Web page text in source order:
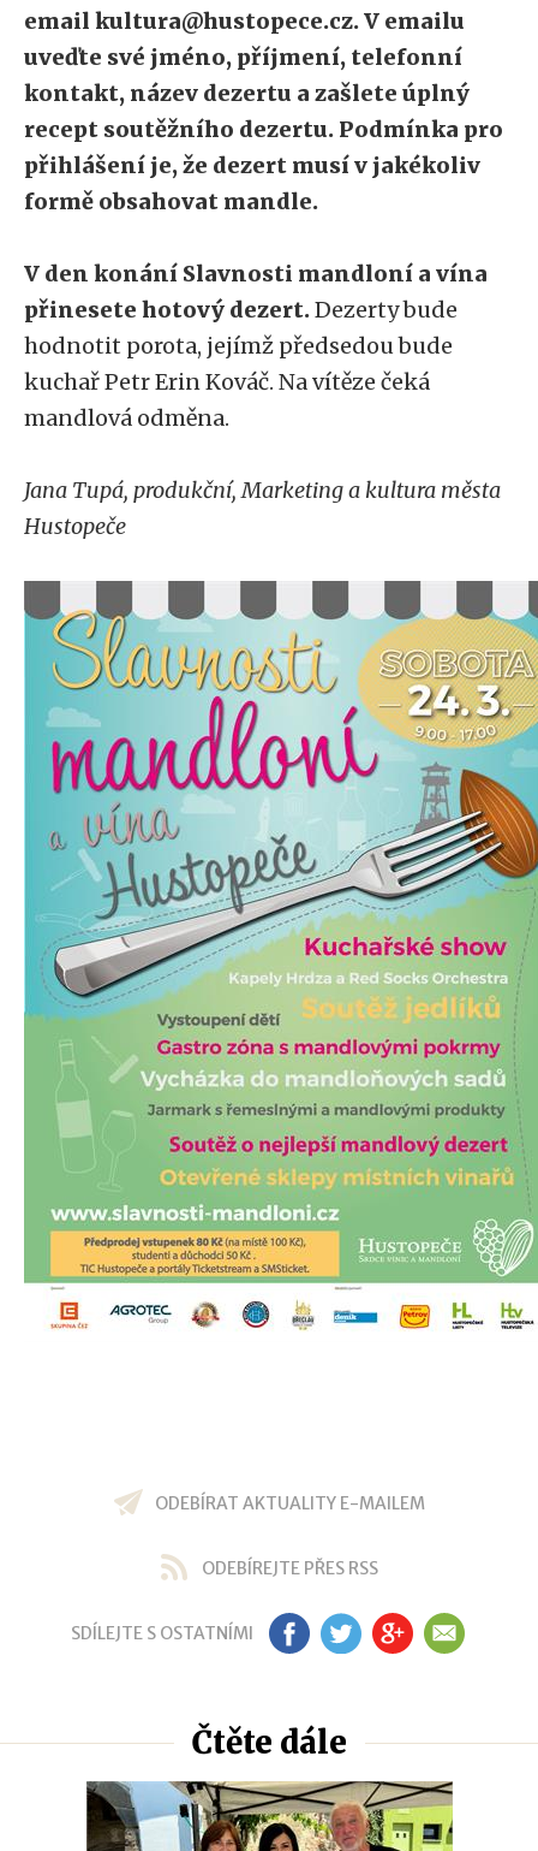
email kultura@hustopece.cz. V emailu
uveďte své jméno, příjmení, telefonní
kontakt, název dezertu a zašlete úplný
recept soutěžního dezertu. Podmínka pro
přihlášení je, že dezert musí v jakékoliv
formě obsahovat mandle.
V den konání Slavnosti mandloní a vína
přinesete hotový dezert.Dezerty bude
hodnotit porota, jejímž předsedou bude
kuchař Petr Erin Kováč. Na vítěze čeká
mandlová odměna.
Jana Tupá, produkční, Marketing a kultura města
Hustopeče
ODEBÍRAT AKTUALITY E-MAILEM
ODEBÍREJTE PŘES RSS
SDÍLEJTE S OSTATNÍMI FB TW GP EM
Čtěte dále